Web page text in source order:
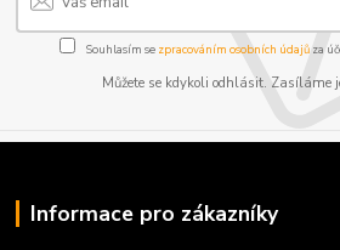
Souhlasím se zpracováním osobních údajůza
Můžete se kdykoli odhlásit. Zasíláme
Informace pro zákazníky